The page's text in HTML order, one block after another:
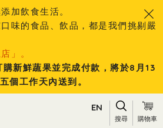
加飲食生活。
味的食品、飲品，都是我們挑剔嚴
」。
新鮮蔬果並完成付款，將於8月13
個工作天內送到。
EN
搜尋 購物車